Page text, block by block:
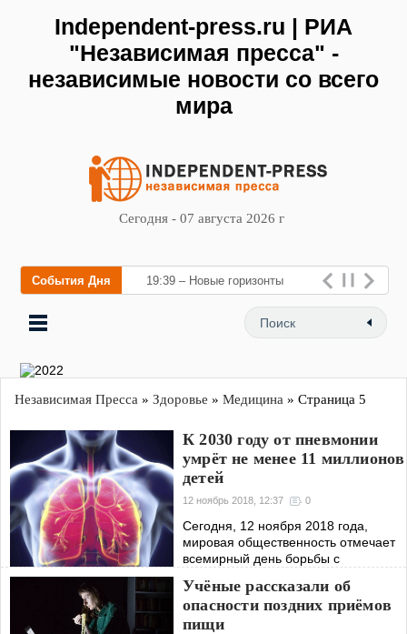
Independent-press.ru | РИА
"Независимая пресса" -
независимые новости со всего
мира
Сегодня - 07 августа 2026 г
События Дня 19:39 – Новые горизонты
флебологии: в Москве откры
Независимая Пресса » Здоровье » Медицина » Страница 5
К 2030 году от пневмонии
умрёт не менее 11 миллионов
детей
12 ноябрь 2018, 12:37 0
Сегодня, 12 ноября 2018 года,
мировая общественность отмечает
всемирный день борьбы с
прогрессивные медицинские
технологии, данное заболевание
предоставляет серьёзную
Учёные рассказали об
опасности поздних приёмов
пищи